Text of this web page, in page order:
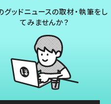
グッドニュースの取材・執筆をし
てみませんか？